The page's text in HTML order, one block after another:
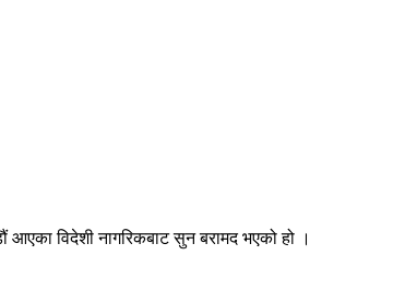
विदेशी नागरिकबाट सुन बरामद भएको हो ।